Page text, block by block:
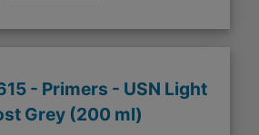
- Primers - USN Light
Grey (200 ml)